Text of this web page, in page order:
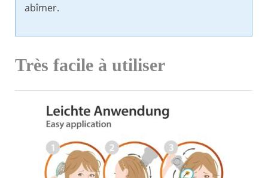
abîmer.
Très facile à utiliser